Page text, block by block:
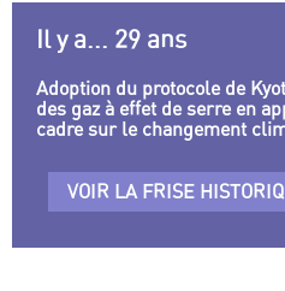
Il y a... 29 ans
Adoption du protocole de
des gaz à effet de serre en
cadre sur le changement
VOIR LA FRISE